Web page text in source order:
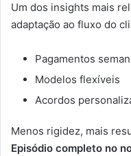
Um dos insights mais
adaptação ao fluxo do
Pagamentos
Modelos flexíveis
Acordos
Menos rigidez, mais
Episódio completo no